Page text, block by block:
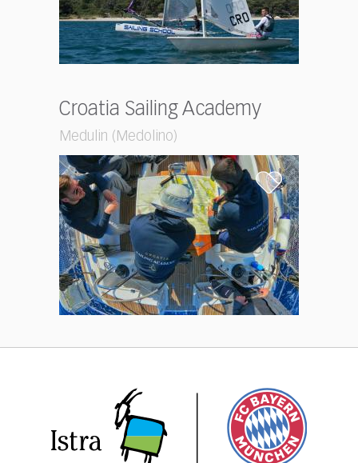
Croatia Sailing Academy
Medulin (Medolino)